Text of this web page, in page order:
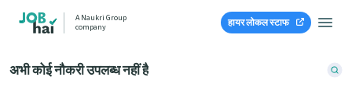
A Naukri Group
company
हायर लोकल स्टाफ
अभी कोई नौकरी उपलब्ध नहीं है